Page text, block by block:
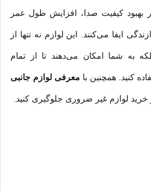
کیفیت صدا، افزایش طول عمر
ایفا می‌کنند. این لوازم نه تنها از
به شما امکان می‌دهند تا از تمام
کنید. همچنین با معرفی لوازم جانبی
خرید لوازم غیر ضروری جلوگیری کنید.